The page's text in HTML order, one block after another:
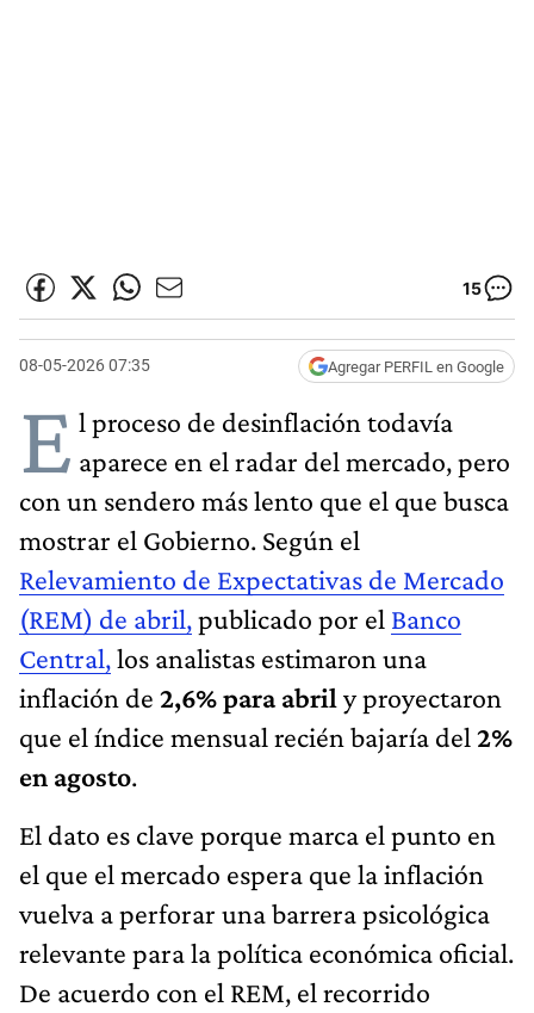
15
08-05-2026 07:35 Agregar PERFIL en Google
E l proceso de desinflación todavía
aparece en el radar del mercado, pero
con un sendero más lento que el que busca
mostrar el Gobierno. Según el
Relevamiento de Expectativas de Mercado
(REM) de abril,publicado por el Banco
Central,los analistas estimaron una
inflación de 2,6% para abril y proyectaron
que el índice mensual recién bajaría del 2%
en agosto.
El dato es clave porque marca el punto en
el que el mercado espera que la inflación
vuelva a perforar una barrera psicológica
relevante para la política económica oficial.
De acuerdo con el REM, el recorrido